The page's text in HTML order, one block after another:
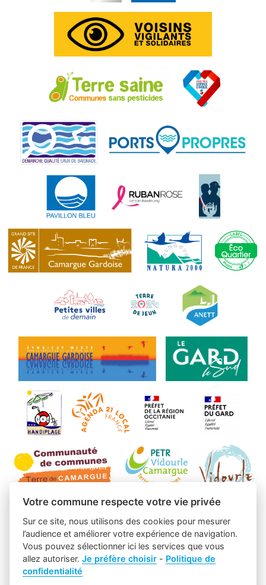
Votre commune respecte votre vie privée
Sur ce site, nous utilisons des cookies pour mesurer
l’audience et améliorer votre expérience de navigation.
Vous pouvez sélectionner ici les services que vous
allez autoriser.Je préfère choisir - Politique de
confidentialité